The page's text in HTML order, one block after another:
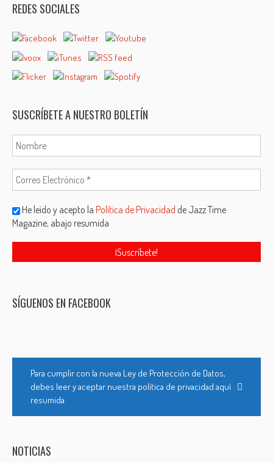
REDES SOCIALES
SUSCRÍBETE A NUESTRO BOLETÍN
He leído y acepto laPolítica de Privacidad de Jazz Time
Magazine, abajo resumida
SÍGUENOS EN FACEBOOK
Para cumplir con la nueva Ley de Protección de Datos,
debes leer y aceptar nuestra política de privacidad aquí
resumida
NOTICIAS